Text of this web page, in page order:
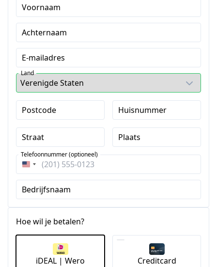
Voornaam
Achternaam
E-mailadres
Land
Postcode Huisnummer
Straat Plaats
Verenigde
Staten
+1
Telefoonnummer (optioneel)
Bedrijfsnaam
Hoe wil je betalen?
iDEAL | Wero Creditcard